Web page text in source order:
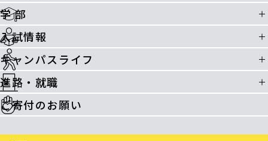
学 部
入試情報
キャンパスライフ
進路・就職
ご寄付のお願い